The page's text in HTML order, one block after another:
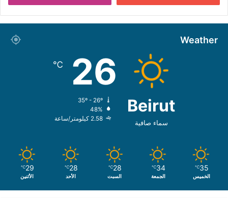
Weather
Beirut
سماء صافية
26
℃
48%
2.58 كيلومتر/ساعة
35
℃
الخميس
34
℃
الجمعة
28
℃
السبت
28
℃
الأحد
29
℃
الأثنين